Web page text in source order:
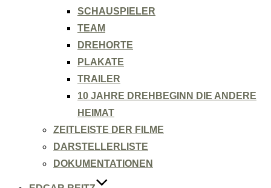
SCHAUSPIELER
TEAM
DREHORTE
PLAKATE
TRAILER
10 JAHRE DREHBEGINN DIE ANDERE
HEIMAT
ZEITLEISTE DER FILME
DARSTELLERLISTE
DOKUMENTATIONEN